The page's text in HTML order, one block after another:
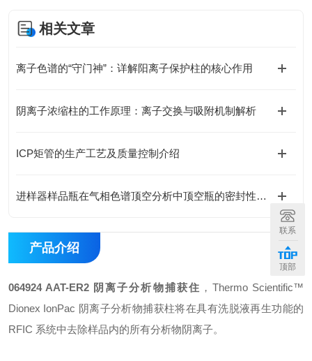
相关文章
离子色谱的“守门神”：详解阳离子保护柱的核心作用
阴离子浓缩柱的工作原理：离子交换与吸附机制解析
ICP矩管的生产工艺及质量控制介绍
进样器样品瓶在气相色谱顶空分析中顶空瓶的密封性与耐压性测试
产品介绍
064924 AAT-ER2 阴离子分析物捕获住 ，Thermo Scientific™
Dionex IonPac 阴离子分析物捕获柱将在具有洗脱液再生功能的
RFIC 系统中去除样品内的所有分析物阴离子。
联系
顶部